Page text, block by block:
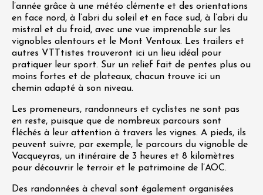
l’année grâce à une météo clémente et des orientations
en face nord, à l’abri du soleil et en face sud, à l’abri du
mistral et du froid, avec une vue imprenable sur les
vignobles alentours et le Mont Ventoux. Les trailers et
autres VTTtistes trouveront ici un lieu idéal pour
pratiquer leur sport. Sur un relief fait de pentes plus ou
moins fortes et de plateaux, chacun trouve ici un
chemin adapté à son niveau.
Les promeneurs, randonneurs et cyclistes ne sont pas
en reste, puisque que de nombreux parcours sont
fléchés à leur attention à travers les vignes. A pieds, ils
peuvent suivre, par exemple, le parcours du vignoble de
Vacqueyras, un itinéraire de 3 heures et 8 kilomètres
pour découvrir le terroir et le patrimoine de l’AOC.
Des randonnées à cheval sont également organisées